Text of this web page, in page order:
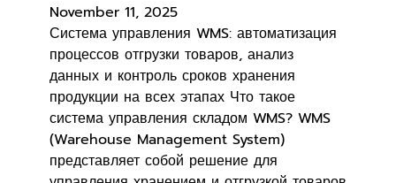
November 11, 2025
Система управления WMS: автоматизация
процессов отгрузки товаров, анализ
данных и контроль сроков хранения
продукции на всех этапах Что такое
система управления складом WMS? WMS
(Warehouse Management System)
представляет собой решение для